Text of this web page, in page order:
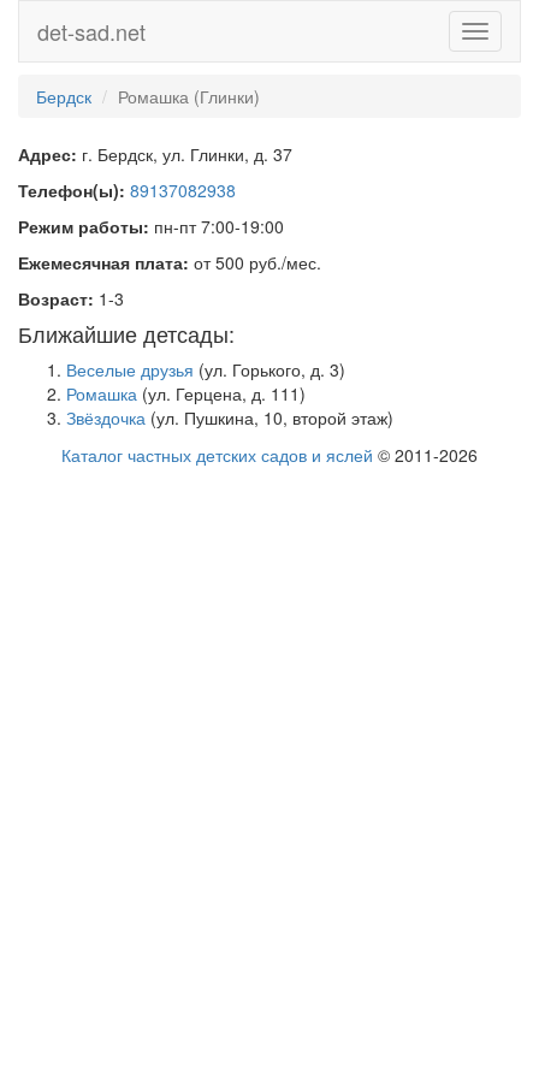
Toggle
det-sad.net
Бердск Ромашка (Глинки)
Адрес: г. Бердск, ул. Глинки, д. 37
Телефон(ы): 89137082938
Режим работы: пн-пт 7:00-19:00
Ежемесячная плата: от 500 руб./мес.
Возраст: 1-3
Ближайшие детсады:
Веселые друзья (ул. Горького, д. 3)
Ромашка (ул. Герцена, д. 111)
Звёздочка (ул. Пушкина, 10, второй этаж)
Каталог частных детских садов и яслей © 2011-2026